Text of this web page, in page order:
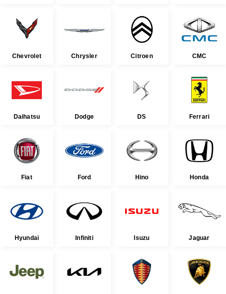
Chevrolet Chrysler Citroen CMC
Daihatsu Dodge DS Ferrari
Fiat Ford Hino Honda
Hyundai Infiniti Isuzu Jaguar